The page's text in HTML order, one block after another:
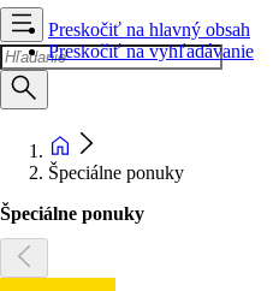
Preskočiť na hlavný obsah
Preskočiť na vyhľadávanie
Špeciálne ponuky
Špeciálne ponuky